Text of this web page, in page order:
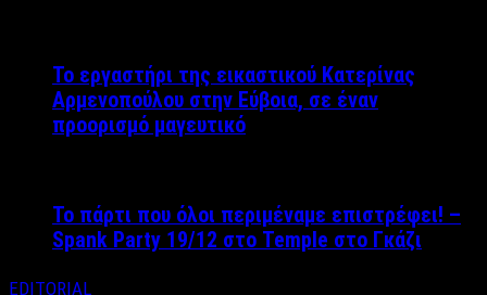
Το εργαστήρι της εικαστικού Κατερίνας
Αρμενοπούλου στην Εύβοια, σε έναν
προορισμό μαγευτικό
Το πάρτι που όλοι περιμέναμε επιστρέφει! –
Spank Party 19/12 στο Temple στο Γκάζι
EDITORIAL